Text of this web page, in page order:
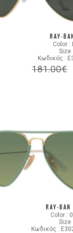
001
RAY-
Color :
Size
Κωδικός :
181.00€
RAY-
Color :
Size
Κωδικός :